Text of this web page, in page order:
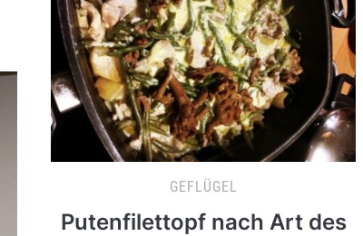
GEFLÜGEL
Putenfilettopf nach Art des